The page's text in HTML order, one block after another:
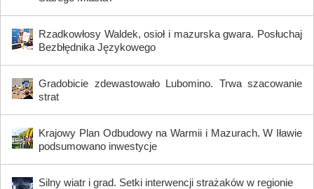
Rzadkowłosy Waldek, osioł i mazurska gwara. Posłuchaj
Bezbłędnika Językowego
Gradobicie zdewastowało Lubomino. Trwa szacowanie
strat
Krajowy Plan Odbudowy na Warmii i Mazurach. W Iławie
podsumowano inwestycje
Silny wiatr i grad. Setki interwencji strażaków w regionie